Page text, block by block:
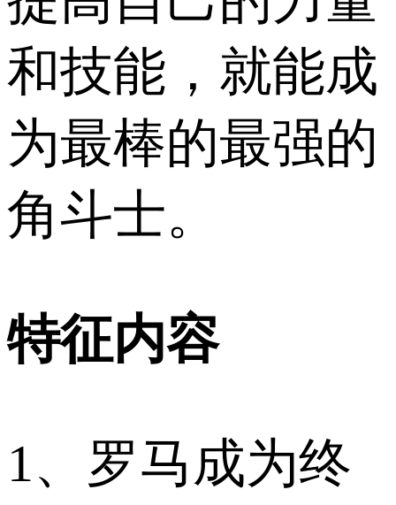
和技能，就能成
为最棒的最强的
角斗士。
特征内容
1、罗马成为终